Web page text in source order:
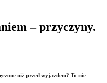
niż przed wyjazdem? To nie
– przyczyny.